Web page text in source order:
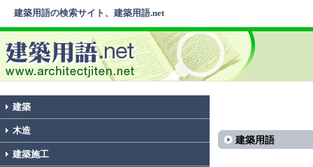
建築用語の検索サイト、建築用語.net
建築
木造
建築施工
建築用語